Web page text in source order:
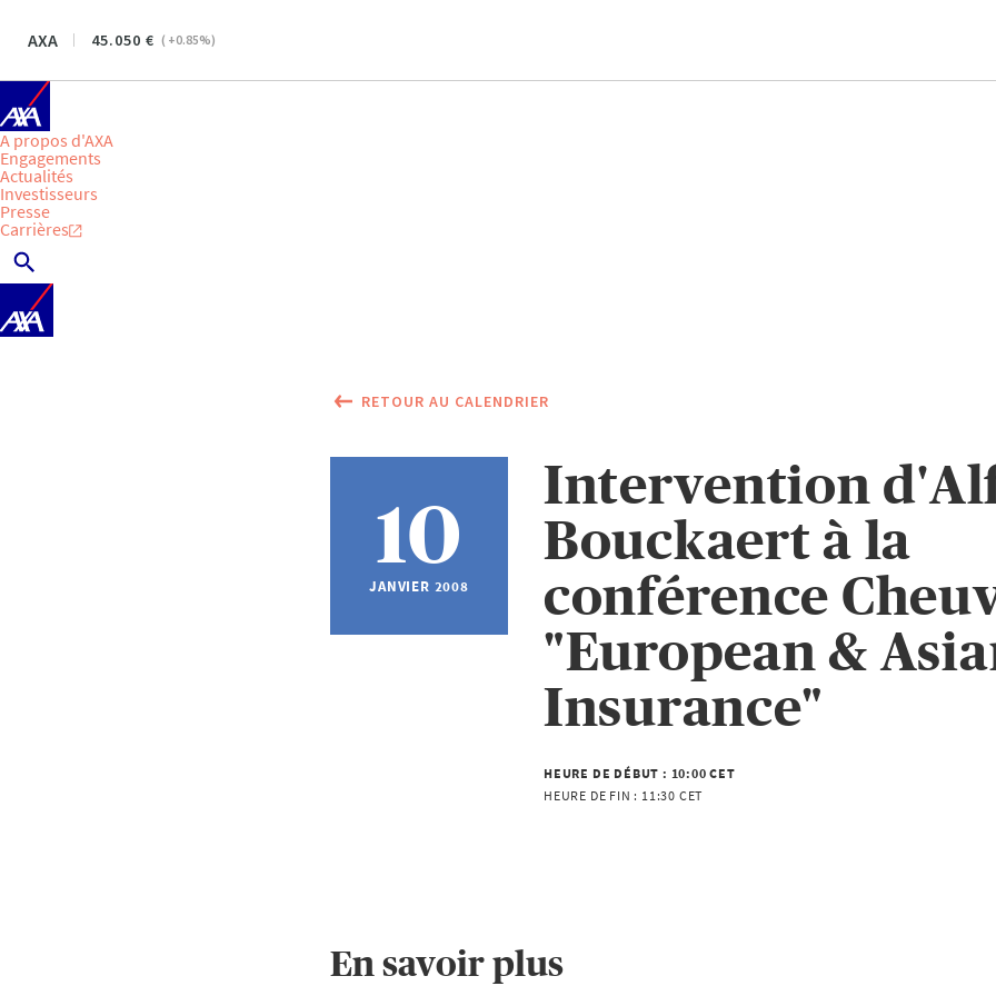
AXA 45.050 ( +0.85%)
A propos d'AXA
Engagements
Actualités
Investisseurs
Presse
Carrières
RETOUR AU CALENDRIER
10
JANVIER 2008
Intervention
Bouckaert à la
conférence
"European &
Insurance"
HEURE DE DÉBUT : 10:00 CET
HEURE DE FIN : 11:30 CET
En savoir plus